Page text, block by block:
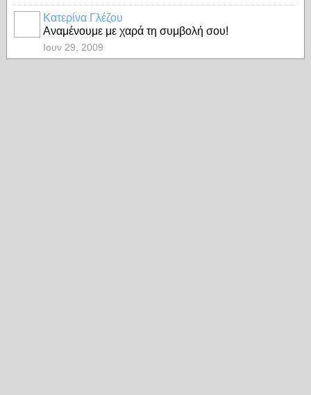
Κατερίνα Γλέζου
Αναμένουμε με χαρά τη συμβολή σου!
Ιουν 29, 2009